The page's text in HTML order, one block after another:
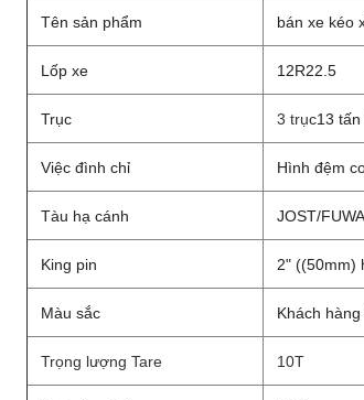
Tên sản phẩm bán xe kéo
Lốp xe 12R22.5
Trục 3 trục13
Việc đình chỉ Hình đệm
Tàu hạ cánh JOST/
King pin 2" ((50mm)
Màu sắc Khách
Trọng lượng Tare 10T